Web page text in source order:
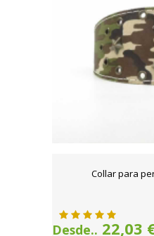
Collar para
Desde.. 22,03